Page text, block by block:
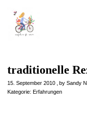
traditionelle
15. September 2010 by Sandy
Kategorie: Erfahrungen